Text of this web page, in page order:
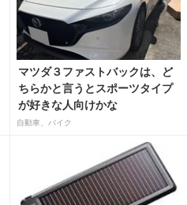
マツダ３ファストバックは、ど
ちらかと言うとスポーツタイプ
が好きな人向けかな
自動車、バイク